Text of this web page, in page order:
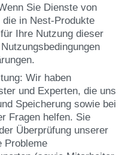
Sie Dienste von
in Nest-Produkte
Ihre Nutzung dieser
Wir haben
und Experten, die uns
Speicherung sowie bei
Fragen helfen. Sie
Überprüfung unserer
Probleme